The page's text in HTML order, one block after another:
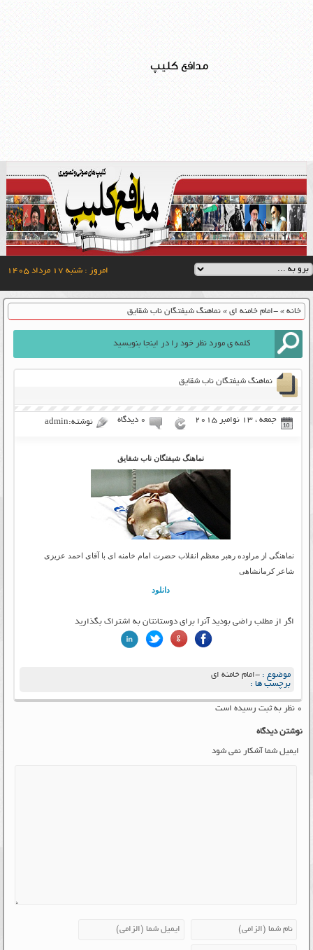
مدافع کلیپ
امروز : شنبه ۱۷ مرداد ۱۴۰۵
خانه» -امام خامنه ای» نماهنگ شیفتگان ناب شقایق
نماهنگ شیفتگان ناب شقایق
جمعه ، 13 نوامبر 2015 ۰ دیدگاه نوشته:admin
نماهنگ شیفتگان ناب شقایق
نماهنگی از مراوده رهبر معظم انقلاب حضرت امام خامنه ای با آقای احمد عزیزی
شاعر کرمانشاهی
دانلود
اگر از مطلب راضی بودید آنرا برای دوستانتان به اشتراک بگذارید
موضوع :-امام خامنه ای
برچسب ها :
۰ نظر به ثبت رسیده است
نوشتن دیدگاه
ایمیل شما آشکار نمی شود